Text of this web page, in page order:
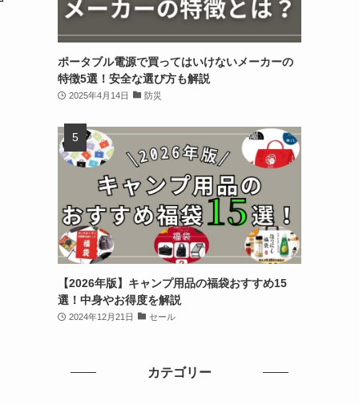
ポータブル電源で買ってはいけないメーカーの
特徴5選！安全な選び方も解説
2025年4月14日 防災
【2026年版】キャンプ用品の福袋おすすめ15
選！中身やお得度を解説
2024年12月21日 セール
カテゴリー